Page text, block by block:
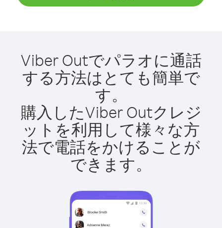
Viber Outでパラオに通話
する方法はとても簡単で
す。
購入したViber Outクレジ
ットを利用して様々な方
法で電話をかけることが
できます。